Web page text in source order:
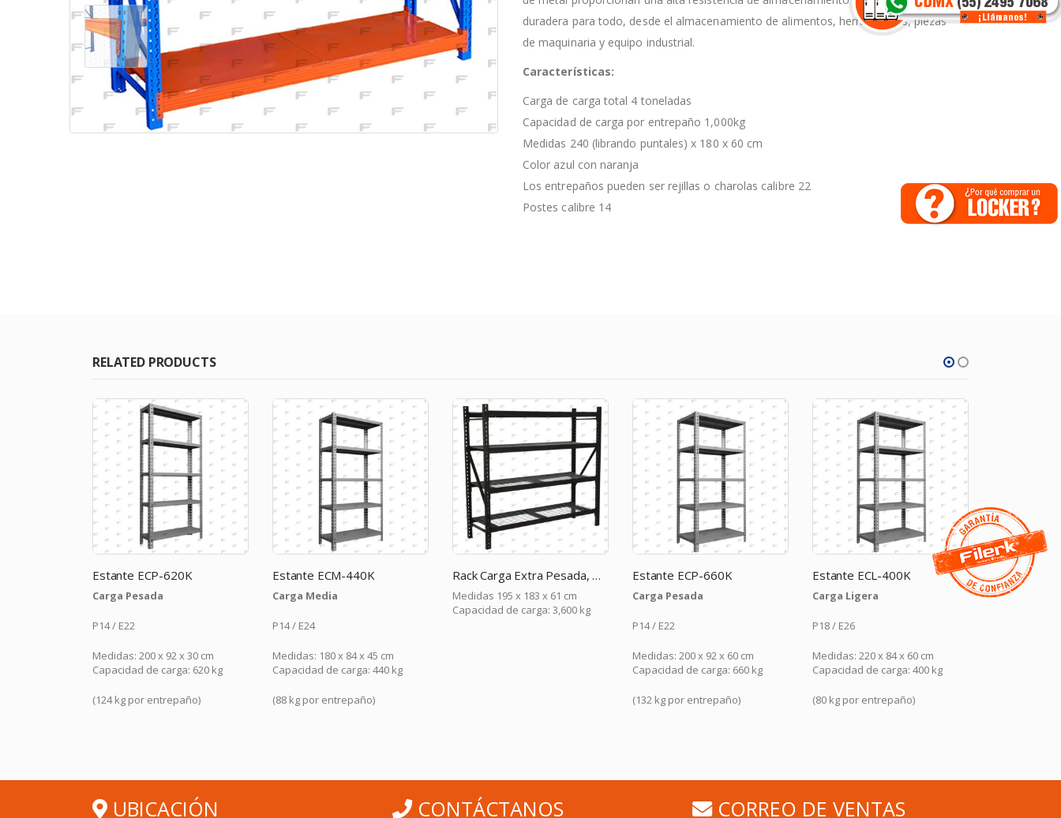
duradera para todo, desde el almacenamiento de alimentos, herramientas, piezas
de maquinaria y equipo industrial.
Características:
Carga de carga total 4 toneladas
Capacidad de carga por entrepaño 1,000kg
Medidas 240 (librando puntales) x 180 x 60 cm
Color azul con naranja
Los entrepaños pueden ser rejillas o charolas calibre 22
Postes calibre 14
RELATED PRODUCTS
Estante ECP-620K
Carga Pesada
P14 / E22
Medidas: 200 x 92 x 30 cm
Capacidad de carga: 620 kg
(124 kg por entrepaño)
Estante ECM-440K
Carga Media
P14 / E24
Medidas: 180 x 84 x 45 cm
Capacidad de carga: 440 kg
(88 kg por entrepaño)
Rack Carga Extra Pesada, Total carga 3,600 kg
Medidas 195 x 183 x 61 cm
Capacidad de carga: 3,600 kg
Estante ECP-660K
Carga Pesada
P14 / E22
Medidas: 200 x 92 x 60 cm
Capacidad de carga: 660 kg
(132 kg por entrepaño)
Estante ECL-400K
Carga Ligera
P18 / E26
Medidas: 220 x 84 x 60 cm
Capacidad de carga: 400 kg
(80 kg por entrepaño)
Estante
Carga Media
UBICACIÓN CONTÁCTANOS CORREO DE VENTAS